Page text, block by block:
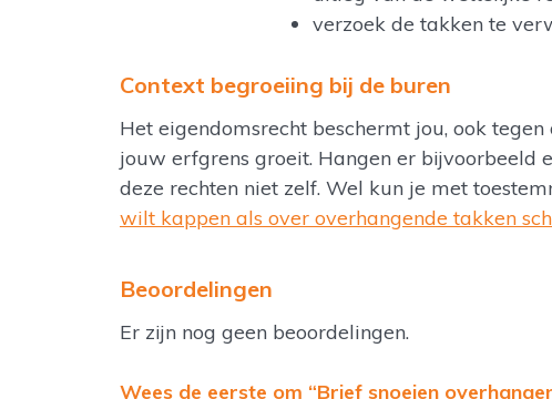
verzoek de takken te
Context begroeiing bij de buren
Het eigendomsrecht beschermt jou, ook
jouw erfgrens groeit. Hangen er bijvoorbeeld
deze rechten niet zelf. Wel kun je met
wilt kappen als over overhangende takken
Beoordelingen
Er zijn nog geen beoordelingen.
Wees de eerste om “Brief snoeien